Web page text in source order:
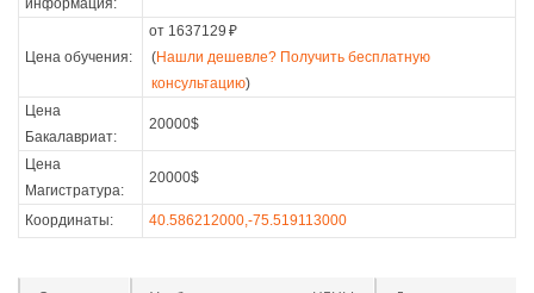
Цена обучения:
от 1637129 ₽
(Нашли дешевле? Получить бесплатную
консультацию)
Цена
Бакалавриат:
20000$
Цена
Магистратура:
20000$
Координаты: 40.586212000,-75.519113000